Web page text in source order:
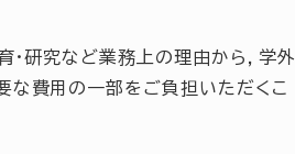
・研究など業務上の理由から，学外
な費用の一部をご負担いただくこ